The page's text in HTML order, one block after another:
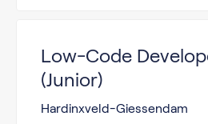
Low-Code
(Junior)
Hardinxveld-Giessendam